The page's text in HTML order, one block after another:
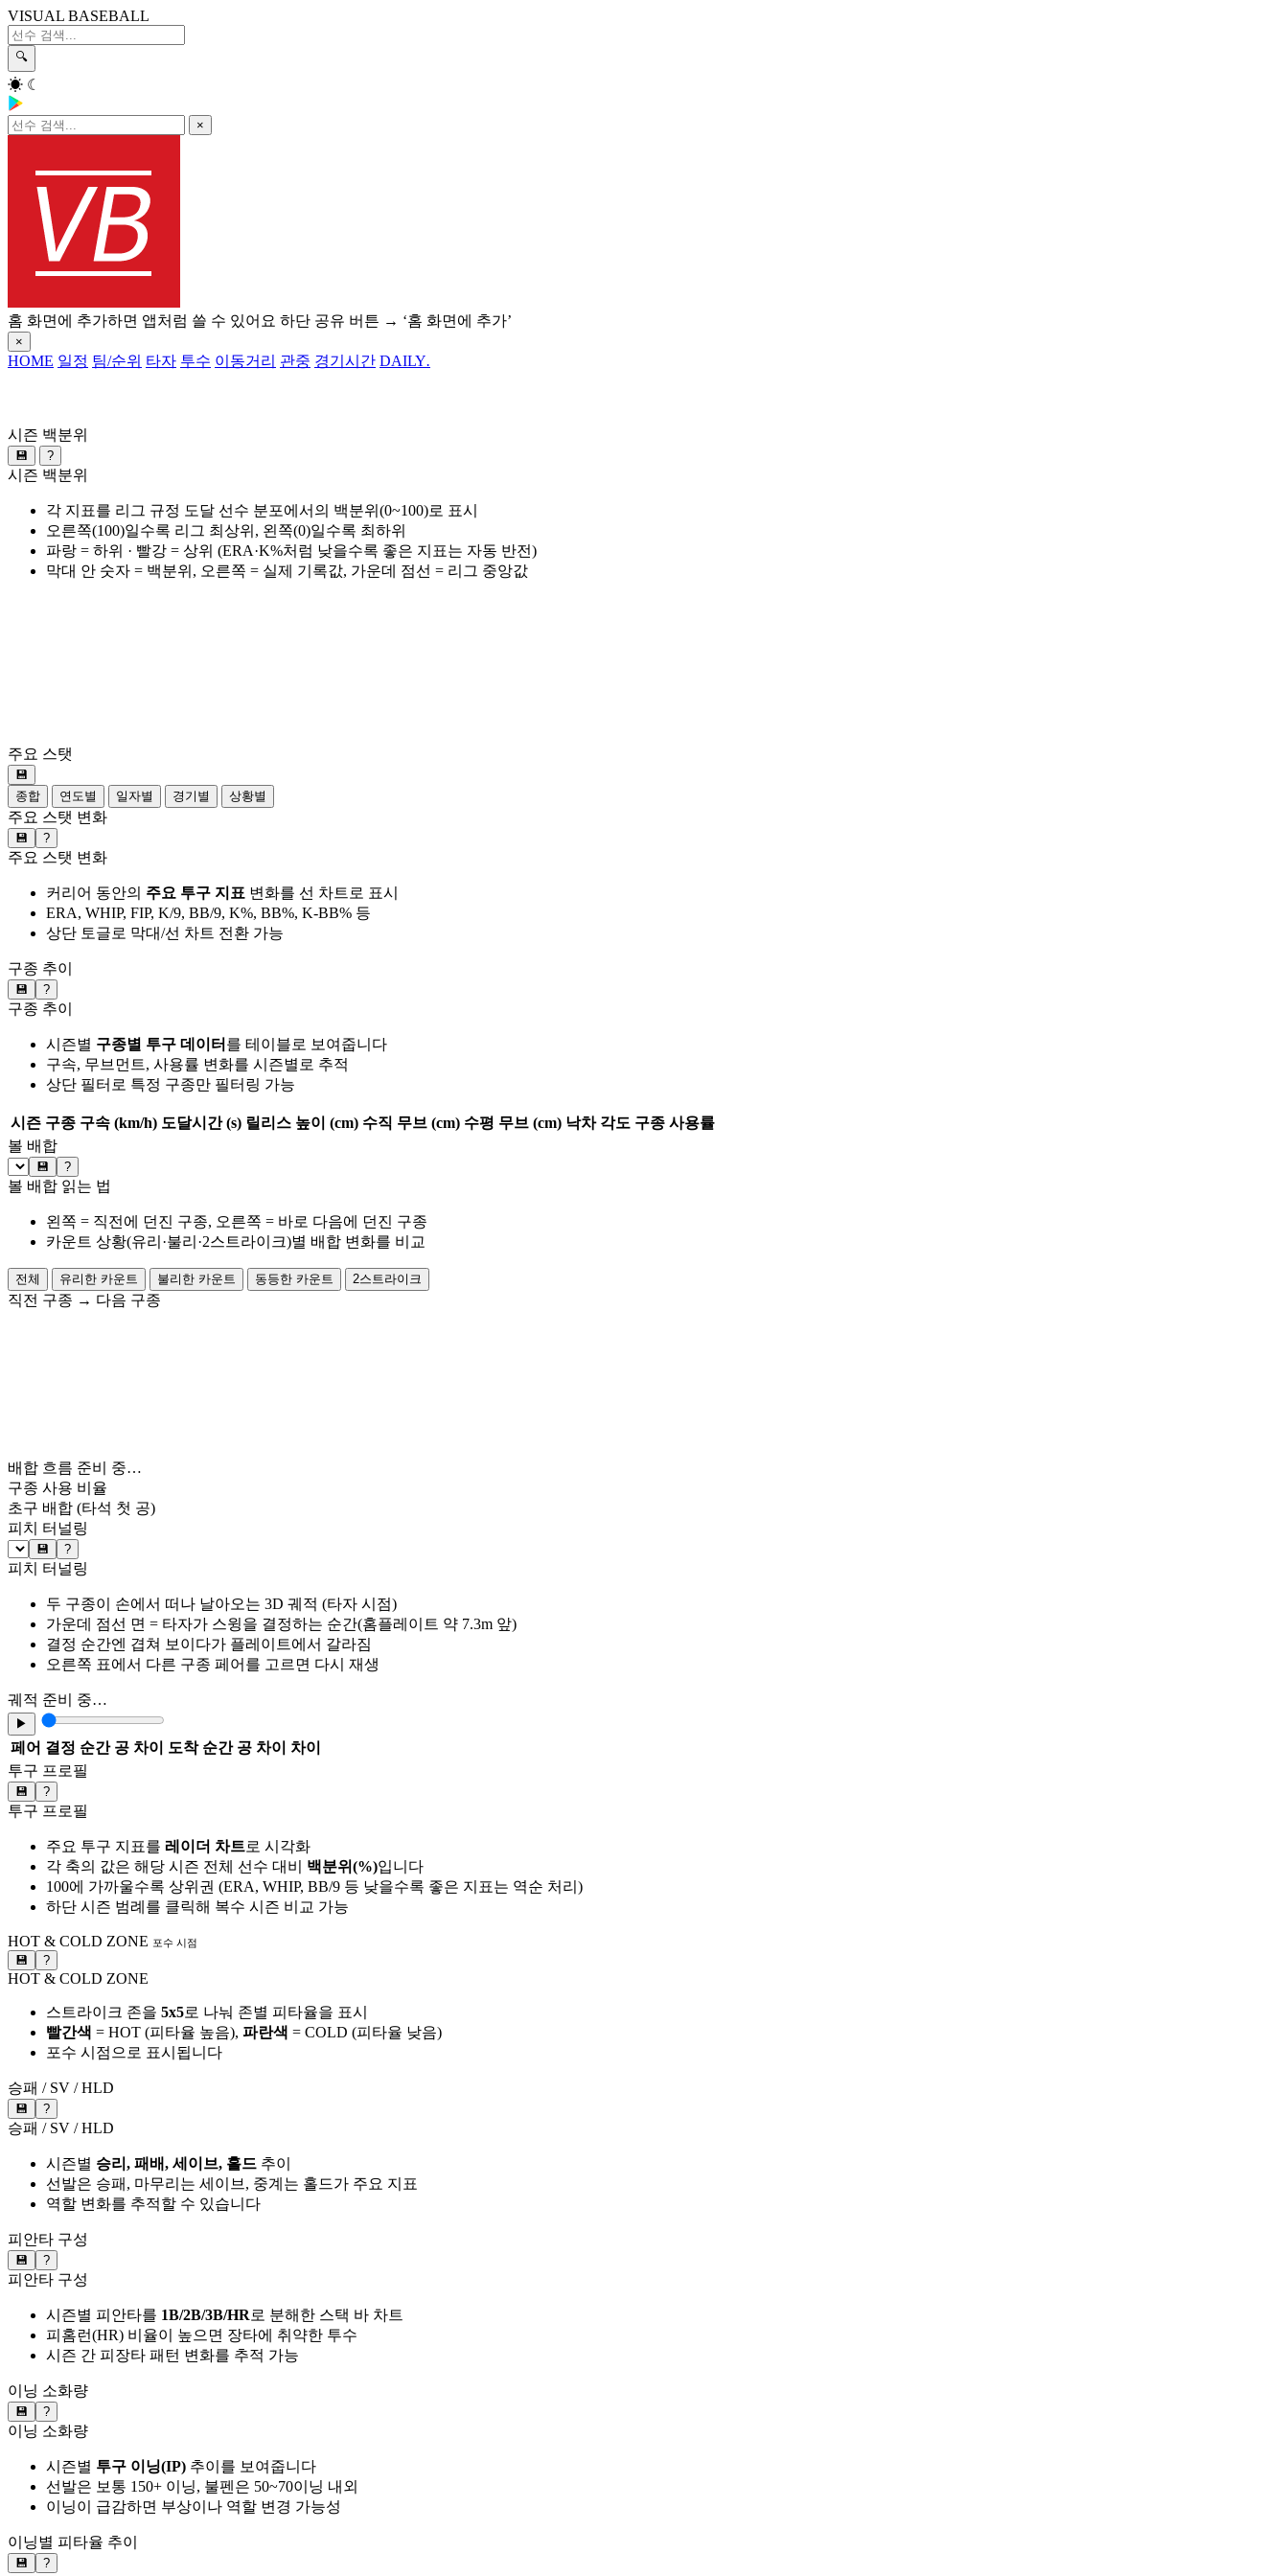
VISUAL BASEBALL
🔍
☀ ☾
×
홈 화면에 추가하면 앱처럼 쓸 수 있어요 하단 공유 버튼 → ‘홈 화면에 추가’
×
HOME 일정 팀/순위 타자 투수 이동거리 관중 경기시간 DAILY.
시즌 백분위
💾 ?
시즌 백분위
각 지표를 리그 규정 도달 선수 분포에서의 백분위(0~100)로 표시
오른쪽(100)일수록 리그 최상위, 왼쪽(0)일수록 최하위
파랑 = 하위 · 빨강 = 상위 (ERA·K%처럼 낮을수록 좋은 지표는 자동 반전)
막대 안 숫자 = 백분위, 오른쪽 = 실제 기록값, 가운데 점선 = 리그 중앙값
주요 스탯
💾
종합
연도별 일자별 경기별 상황별
주요 스탯 변화
💾 ?
주요 스탯 변화
커리어 동안의 주요 투구 지표 변화를 선 차트로 표시
ERA, WHIP, FIP, K/9, BB/9, K%, BB%, K-BB% 등
상단 토글로 막대/선 차트 전환 가능
구종 추이
💾 ?
구종 추이
시즌별 구종별 투구 데이터 를 테이블로 보여줍니다
구속, 무브먼트, 사용률 변화를 시즌별로 추적
상단 필터로 특정 구종만 필터링 가능
시즌 구종 구속 (km/h) 도달시간 (s) 릴리스 높이 (cm) 수직 무브 (cm) 수평 무브 (cm) 낙차 각도 구종 사용률
볼 배합
💾 ?
볼 배합 읽는 법
왼쪽 = 직전에 던진 구종, 오른쪽 = 바로 다음에 던진 구종
카운트 상황(유리·불리·2스트라이크)별 배합 변화를 비교
전체 유리한 카운트 불리한 카운트 동등한 카운트 2스트라이크
직전 구종 → 다음 구종
배합 흐름 준비 중…
구종 사용 비율
초구 배합 (타석 첫 공)
피치 터널링
💾 ?
피치 터널링
두 구종이 손에서 떠나 날아오는 3D 궤적 (타자 시점)
가운데 점선 면 = 타자가 스윙을 결정하는 순간(홈플레이트 약 7.3m 앞)
결정 순간엔 겹쳐 보이다가 플레이트에서 갈라짐
오른쪽 표에서 다른 구종 페어를 고르면 다시 재생
궤적 준비 중…
▶
페어 결정 순간 공 차이 도착 순간 공 차이
차이
투구 프로필
💾 ?
투구 프로필
주요 투구 지표를 레이더 차트로 시각화
각 축의 값은 해당 시즌 전체 선수 대비 백분위(%)입니다
100에 가까울수록 상위권 (ERA, WHIP, BB/9 등 낮을수록 좋은 지표는 역순 처리)
하단 시즌 범례를 클릭해 복수 시즌 비교 가능
HOT & COLD ZONE 포수 시점
💾 ?
HOT & COLD ZONE
스트라이크 존을 5x5로 나눠 존별 피타율을 표시
빨간색 = HOT (피타율 높음), 파란색 = COLD (피타율 낮음)
포수 시점으로 표시됩니다
승패 / SV / HLD
💾 ?
승패 / SV / HLD
시즌별 승리, 패배, 세이브, 홀드 추이
선발은 승패, 마무리는 세이브, 중계는 홀드가 주요 지표
역할 변화를 추적할 수 있습니다
피안타 구성
💾 ?
피안타 구성
시즌별 피안타를 1B/2B/3B/HR로 분해한 스택 바 차트
피홈런(HR) 비율이 높으면 장타에 취약한 투수
시즌 간 피장타 패턴 변화를 추적 가능
이닝 소화량
💾 ?
이닝 소화량
시즌별 투구 이닝(IP) 추이를 보여줍니다
선발은 보통 150+ 이닝, 불펜은 50~70이닝 내외
이닝이 급감하면 부상이나 역할 변경 가능성
이닝별 피타율 추이
💾 ?